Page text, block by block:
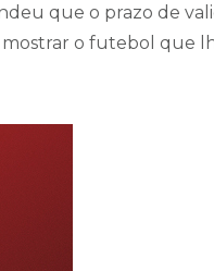
que o prazo de
o futebol que